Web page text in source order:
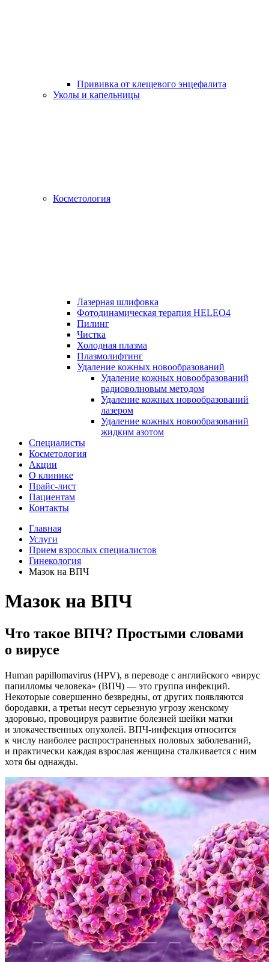
Прививка от клещевого энцефалита
Уколы и капельницы
Косметология
Лазерная шлифовка
Фотодинамическая терапия HELEO4
Пилинг
Чистка
Холодная плазма
Плазмолифтинг
Удаление кожных новообразований
Удаление кожных новообразований
радиоволновым методом
Удаление кожных новообразований
лазером
Удаление кожных новообразований
жидким азотом
Специалисты
Косметология
Акции
О клинике
Прайс-лист
Пациентам
Контакты
Главная
Услуги
Прием взрослых специалистов
Гинекология
Мазок на ВПЧ
Мазок на ВПЧ
Что такое ВПЧ? Простыми словами
о вирусе
Human papillomavirus (HPV), в переводе с английского «вирус
папилломы человека» (ВПЧ) — это группа инфекций.
Некоторые совершенно безвредны, от других появляются
бородавки, а третьи несут серьезную угрозу женскому
здоровью, провоцируя развитие болезней шейки матки
и злокачественных опухолей. ВПЧ-инфекция относится
к числу наиболее распространенных половых заболеваний,
и практически каждая взрослая женщина сталкивается с ним
хотя бы однажды.